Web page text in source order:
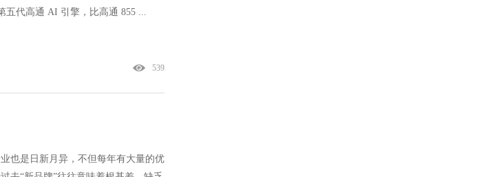
五代高通 AI 引擎，比高通 855 ...
539
也是日新月异，不但每年有大量的优